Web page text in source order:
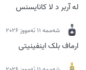
له آربر د لا کانایسنس
شەممە 11 تەمووز 2026
ارماف بلک اینفینیتی